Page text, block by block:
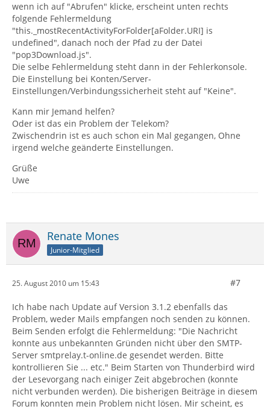
wenn ich auf "Abrufen" klicke, erscheint unten rechts
folgende Fehlermeldung
"this._mostRecentActivityForFolder[aFolder.URI] is
undefined", danach noch der Pfad zu der Datei
"pop3Download.js".
Die selbe Fehlermeldung steht dann in der Fehlerkonsole.
Die Einstellung bei Konten/Server-
Einstellungen/Verbindungssicherheit steht auf "Keine".
Kann mir Jemand helfen?
Oder ist das ein Problem der Telekom?
Zwischendrin ist es auch schon ein Mal gegangen, Ohne
irgend welche geänderte Einstellungen.
Grüße
Uwe
Renate Mones
Junior-Mitglied
25. August 2010 um 15:43 #7
Ich habe nach Update auf Version 3.1.2 ebenfalls das
Problem, weder Mails empfangen noch senden zu können.
Beim Senden erfolgt die Fehlermeldung: "Die Nachricht
konnte aus unbekannten Gründen nicht über den SMTP-
Server smtprelay.t-online.de gesendet werden. Bitte
kontrollieren Sie ... etc." Beim Starten von Thunderbird wird
der Lesevorgang nach einiger Zeit abgebrochen (konnte
nicht verbunden werden). Die bisherigen Beiträge in diesem
Forum konnten mein Problem nicht lösen. Mir scheint, es